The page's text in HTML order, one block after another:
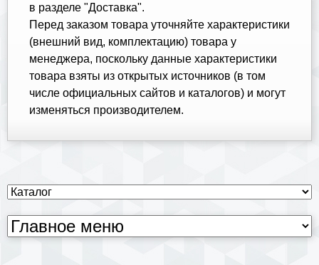
в разделе "Доставка".
Перед заказом товара уточняйте характеристики
(внешний вид, комплектацию) товара у
менеджера, поскольку данные характеристики
товара взяты из открытых источников (в том
числе официальных сайтов и каталогов) и могут
изменяться производителем.